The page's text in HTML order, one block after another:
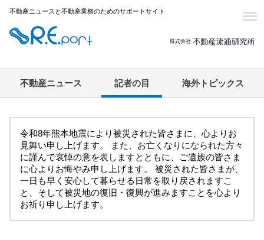
不動産ニュースと不動産業務のためのサポートサイト
不動産ニュース 記者の目 海外トピックス
令和8年熊本地震により被災された皆さまに、心よりお
見舞い申し上げます。 また、お亡くなりになられた方々
に謹んで哀悼の意を表しますとともに、ご遺族の皆さま
に心よりお悔やみ申し上げます。 被災された皆さまが、
一日も早く安心して暮らせる日常を取り戻されますこ
と、そして被災地の復旧・復興が進みますことを心より
お祈り申し上げます。